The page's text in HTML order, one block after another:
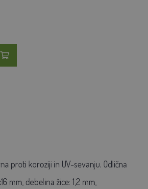
proti koroziji in UV-sevanju. Odlična
mm, debelina žice: 1,2 mm,